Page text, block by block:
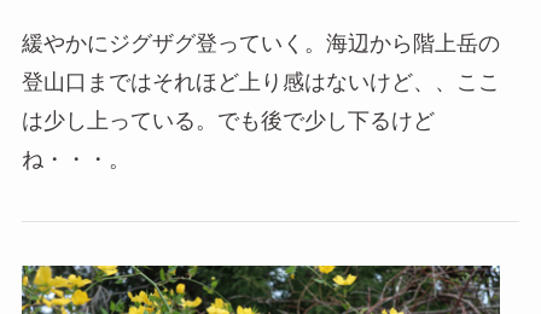
緩やかにジグザグ登っていく。海辺から階上岳の
登山口まではそれほど上り感はないけど、、ここ
は少し上っている。でも後で少し下るけど
ね・・・。